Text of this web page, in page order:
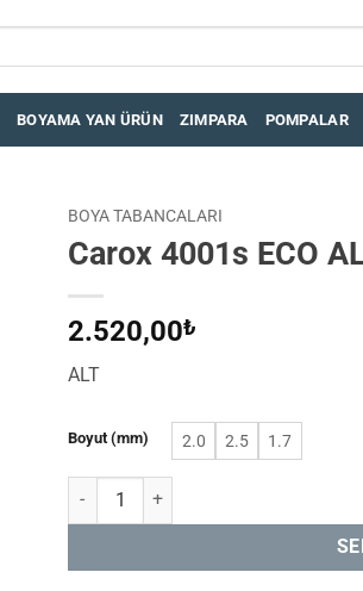
BOYAMA YAN ÜRÜN ZIMPARA POMPALAR
BOYA TABANCALARI
Carox 4001s ECO
2.520,00₺
ALT
Boyut (mm) 2.0 2.5 1.7
Carox 4001s ECO ALTDEPO adet